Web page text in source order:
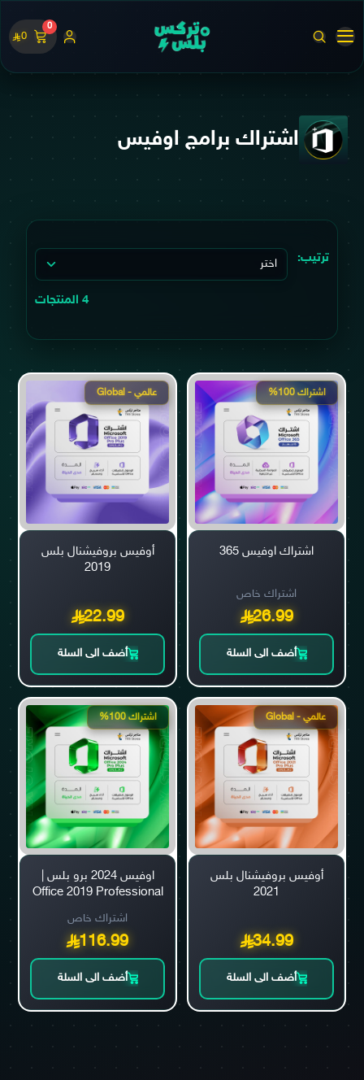
0
0
اشتراك برامج اوفيس
ترتيب:
4 المنتجات
اشتراك 100%
اشتراك اوفيس 365
اشتراك خاص
26.99
أضف الى السلة
عالمي - Global
أوفيس بروفيشنال بلس
2019
22.99
أضف الى السلة
عالمي - Global
أوفيس بروفيشنال بلس
2021
34.99
أضف الى السلة
اشتراك 100%
اوفيس 2024 برو بلس |
Office 2019 Professional
اشتراك خاص
116.99
أضف الى السلة